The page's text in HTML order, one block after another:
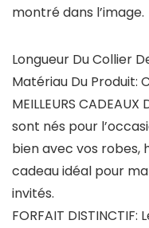
montré dans l’image.
Longueur Du Collier
Matériau Du Produit:
MEILLEURS CADEAUX
sont nés pour
bien avec vos robes,
cadeau idéal pour
invités.
FORFAIT